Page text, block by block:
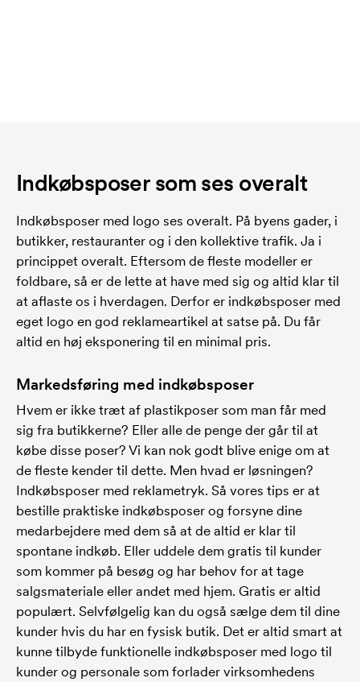
Indkøbsposer som ses overalt
Indkøbsposer med logo ses overalt. På byens gader, i
butikker, restauranter og i den kollektive trafik. Ja i
princippet overalt. Eftersom de fleste modeller er
foldbare, så er de lette at have med sig og altid klar til
at aflaste os i hverdagen. Derfor er indkøbsposer med
eget logo en god reklameartikel at satse på. Du får
altid en høj eksponering til en minimal pris.
Markedsføring med indkøbsposer
Hvem er ikke træt af plastikposer som man får med
sig fra butikkerne? Eller alle de penge der går til at
købe disse poser? Vi kan nok godt blive enige om at
de fleste kender til dette. Men hvad er løsningen?
Indkøbsposer med reklametryk. Så vores tips er at
bestille praktiske indkøbsposer og forsyne dine
medarbejdere med dem så at de altid er klar til
spontane indkøb. Eller uddele dem gratis til kunder
som kommer på besøg og har behov for at tage
salgsmateriale eller andet med hjem. Gratis er altid
populært. Selvfølgelig kan du også sælge dem til dine
kunder hvis du har en fysisk butik. Det er altid smart at
kunne tilbyde funktionelle indkøbsposer med logo til
kunder og personale som forlader virksomhedens